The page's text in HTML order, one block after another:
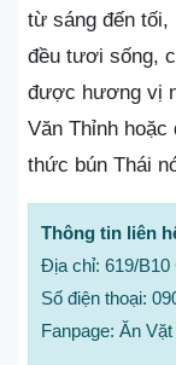
từ sáng đến tối,
đều tươi sống,
được hương vị
Văn Thỉnh hoặc
thức bún Thái
Thông tin liên
Địa chỉ: 619/B10
Số điện thoại:
Fanpage: Ăn